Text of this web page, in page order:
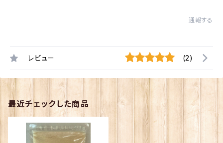
通報する
レビュー (2)
最近チェックした商品